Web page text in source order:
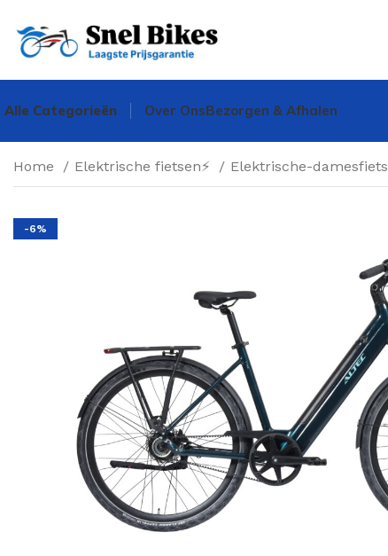
Alle Categorieën Over OnsBezorgen & Afhalen
Home Elektrische fietsen⚡ Elektrische-damesfiets
-6%